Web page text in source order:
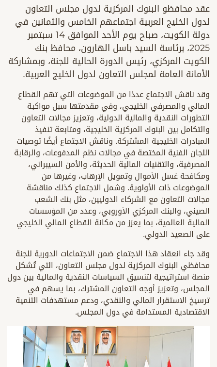
عقد محافظو البنوك المركزية لدول مجلس التعاون
لدول الخليج العربية اجتماعهم الخامس والثمانين في
دولة الكويت، صباح يوم الأحد الموافق 14 سبتمبر
2025، برئاسة السيد باسل الهارون، محافظ بنك
الكويت المركزي، رئيس الدورة الحالية للجنة، وبمشاركة
الأمانة العامة لمجلس التعاون لدول الخليج العربية.
وقد ناقش الاجتماع عددًا من الموضوعات التي تهم القطاع
المالي والمصرفي الخليجي، وفي مقدمتها سبل مواكبة
التطورات النقدية والمالية الدولية، وتعزيز مجالات التعاون
والتكامل بين البنوك المركزية الخليجية، ومتابعة تنفيذ
المبادرات الخليجية المشتركة. وناقش الاجتماع أيضًا توصيات
اللجان الفنية المختصة في مجالات نظم المدفوعات، والرقابة
المصرفية، والتقنيات المالية الحديثة، والأمن السيبراني،
ومكافحة غسل الأموال وتمويل الإرهاب، وغيرها من
الموضوعات ذات الأولوية. وشمل الاجتماع كذلك مناقشة
مجالات التعاون مع الشركاء الدوليين، مثل بنك الشعب
الصيني، والبنك المركزي الأوروبي، وعدد من المؤسسات
المالية العالمية، بما يعزز من مكانة القطاع المالي الخليجي
على الصعيد الدولي.
وقد جاء انعقاد هذا الاجتماع ضمن الاجتماعات الدورية للجنة
محافظي البنوك المركزية لدول مجلس التعاون، التي تُشكل
منصة استراتيجية لتنسيق السياسات النقدية والمالية بين دول
المجلس، وتعزيز أوجه التعاون المشترك، بما يسهم في
ترسيخ الاستقرار المالي والنقدي، ودعم مستهدفات التنمية
الاقتصادية المستدامة في دول المجلس.